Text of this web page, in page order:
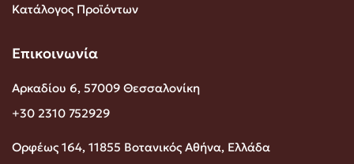
Κατάλογος Προϊόντων
Επικοινωνία
Αρκαδίου 6, 57009 Θεσσαλονίκη
+30 2310 752929
Ορφέως 164, 11855 Βοτανικός Αθήνα, Ελλάδα